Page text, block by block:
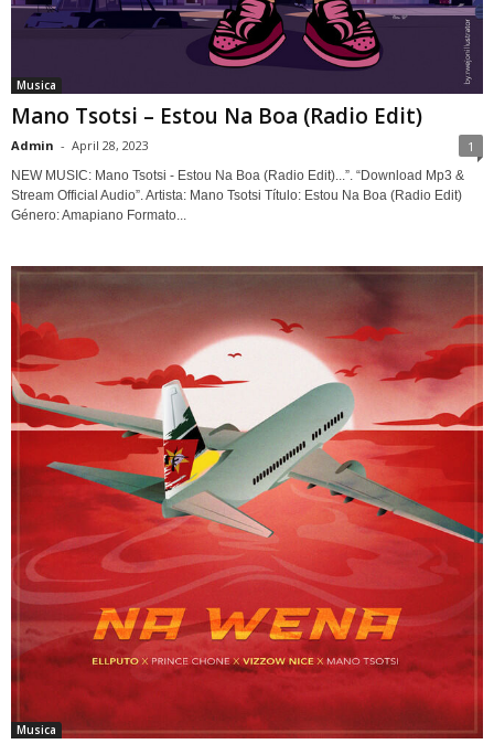
Musica
Mano Tsotsi – Estou Na Boa (Radio Edit)
Admin - April 28, 2023 1
NEW MUSIC: Mano Tsotsi - Estou Na Boa (Radio Edit)...”. “Download Mp3 &
Stream Official Audio”. Artista: Mano Tsotsi Título: Estou Na Boa (Radio Edit)
Género: Amapiano Formato...
Musica